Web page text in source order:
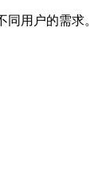
同用户的需求。